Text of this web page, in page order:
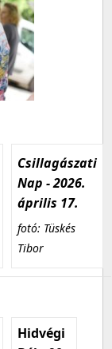
Csillagászati
Nap - 2026.
április 17.
fotó: Tüskés
Tibor
Hidvégi